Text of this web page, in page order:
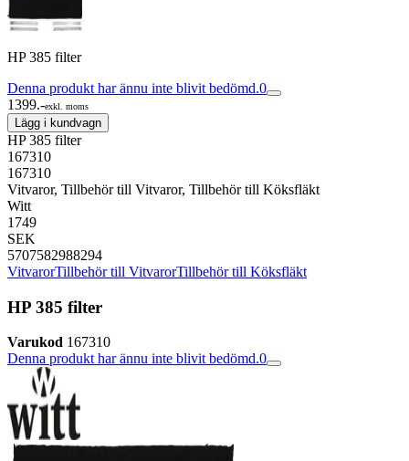
HP 385 filter
Denna produkt har ännu inte blivit bedömd.0
1399.-exkl. moms
Lägg i kundvagn
HP 385 filter
167310
167310
Vitvaror, Tillbehör till Vitvaror, Tillbehör till Köksfläkt
Witt
1749
SEK
5707582988294
VitvarorTillbehör till VitvarorTillbehör till Köksfläkt
HP 385 filter
Varukod 167310
Denna produkt har ännu inte blivit bedömd.0